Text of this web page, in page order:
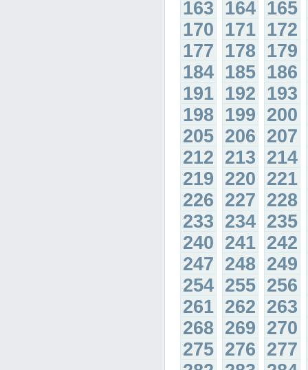
163 164 165
170 171 172
177 178 179
184 185 186
191 192 193
198 199 200
205 206 207
212 213 214
219 220 221
226 227 228
233 234 235
240 241 242
247 248 249
254 255 256
261 262 263
268 269 270
275 276 277